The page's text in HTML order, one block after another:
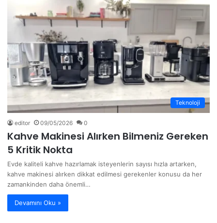
Teknoloji
editor 09/05/2026 0
Kahve Makinesi Alırken Bilmeniz Gereken
5 Kritik Nokta
Evde kaliteli kahve hazırlamak isteyenlerin sayısı hızla artarken,
kahve makinesi alırken dikkat edilmesi gerekenler konusu da her
zamankinden daha önemli…
Devamını Oku »